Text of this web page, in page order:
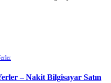
– Nakit Bilgisayar Satın